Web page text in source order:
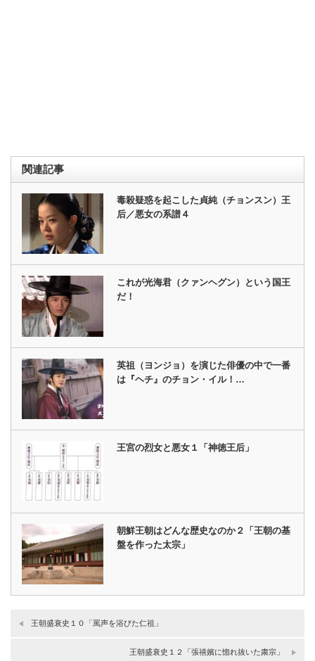
関連記事
毒殺疑惑を起こした貞純（チョンスン）王
后／悪女の系譜４
これが光海君（クァンヘグン）という国王
だ！
英祖（ヨンジョ）を演じた俳優の中で一番
は『ヘチ』のチョン・イル！…
王宮の烈女と悪女１「神徳王后」
朝鮮王朝はどんな歴史なのか２「王朝の基
盤を作った太宗」
王朝盛衰史１０「罵声を浴びた仁祖」
王朝盛衰史１２「張禧嬪に惚れ抜いた粛宗」